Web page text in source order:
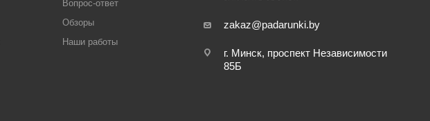
Вопрос-ответ
Обзоры
Наши работы
zakaz@padarunki.by
г. Минск, проспект Независимости
85Б